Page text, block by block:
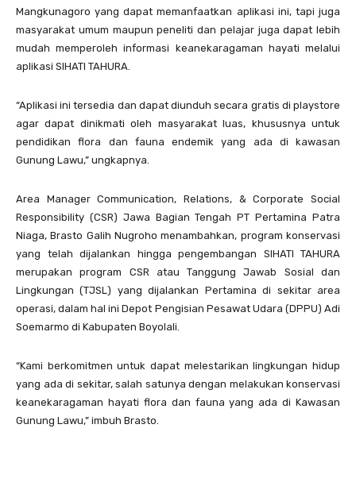
Mangkunagoro yang dapat memanfaatkan aplikasi ini, tapi juga
masyarakat umum maupun peneliti dan pelajar juga dapat lebih
mudah memperoleh informasi keanekaragaman hayati melalui
aplikasi SIHATI TAHURA.
“Aplikasi ini tersedia dan dapat diunduh secara gratis di playstore
agar dapat dinikmati oleh masyarakat luas, khususnya untuk
pendidikan flora dan fauna endemik yang ada di kawasan
Gunung Lawu,” ungkapnya.
Area Manager Communication, Relations, & Corporate Social
Responsibility (CSR) Jawa Bagian Tengah PT Pertamina Patra
Niaga, Brasto Galih Nugroho menambahkan, program konservasi
yang telah dijalankan hingga pengembangan SIHATI TAHURA
merupakan program CSR atau Tanggung Jawab Sosial dan
Lingkungan (TJSL) yang dijalankan Pertamina di sekitar area
operasi, dalam hal ini Depot Pengisian Pesawat Udara (DPPU) Adi
Soemarmo di Kabupaten Boyolali.
“Kami berkomitmen untuk dapat melestarikan lingkungan hidup
yang ada di sekitar, salah satunya dengan melakukan konservasi
keanekaragaman hayati flora dan fauna yang ada di Kawasan
Gunung Lawu,” imbuh Brasto.